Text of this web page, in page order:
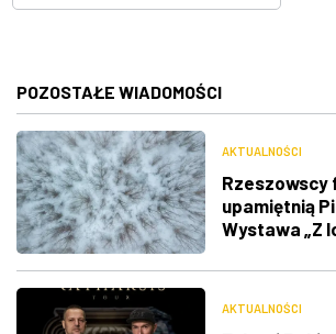
POZOSTAŁE WIADOMOŚCI
AKTUALNOŚCI
upamiętnią
Wystawa „Z
AKTUALNOŚCI